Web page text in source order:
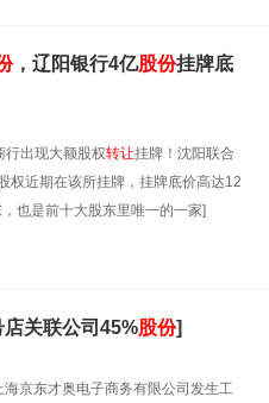
，辽阳银行4亿股份挂牌底
行出现大额股权转让挂牌！沈阳联合
权近期在该所挂牌，挂牌底价高达12
也是前十大股东里唯一的一家]
店关联公司45%股份]
京东才奥电子商务有限公司发生工